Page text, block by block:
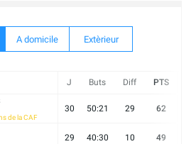
A domicile Extèrieur
J Buts Diff PTS
de la CAF
30 50:21 29 62
29 40:30 10 49